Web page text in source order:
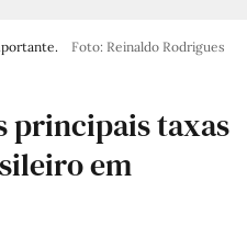
Foto: Reinaldo Rodrigues
principais taxas
em